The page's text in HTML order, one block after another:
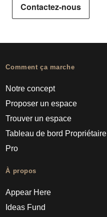
Contactez-nous
Comment ça marche
Notre concept
Proposer un espace
Trouver un espace
Tableau de bord Propriétaire
Pro
À propos
Appear Here
Ideas Fund